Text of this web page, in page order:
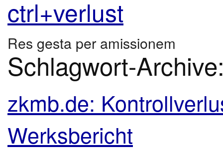
ctrl+verlust
Res gesta per amissionem
Schlagwort-
zkmb.de:
Werksbericht